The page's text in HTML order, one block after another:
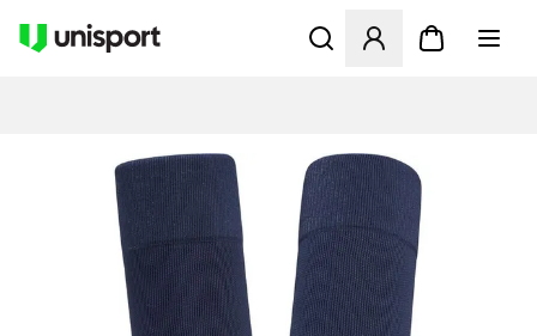
Åbner en Modal til at